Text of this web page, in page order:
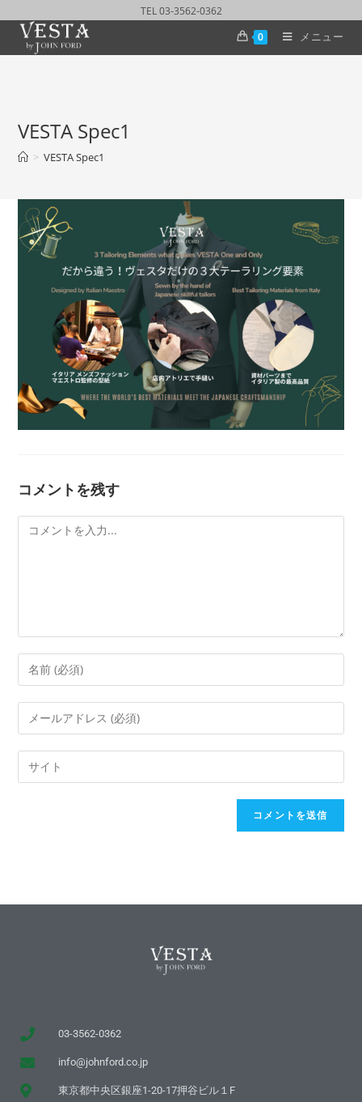
TEL 03-3562-0362
0
メニュー
VESTA Spec1
> VESTA Spec1
コメントを残す
03-3562-0362
info@johnford.co.jp
東京都中央区銀座1-20-17押谷ビル１F